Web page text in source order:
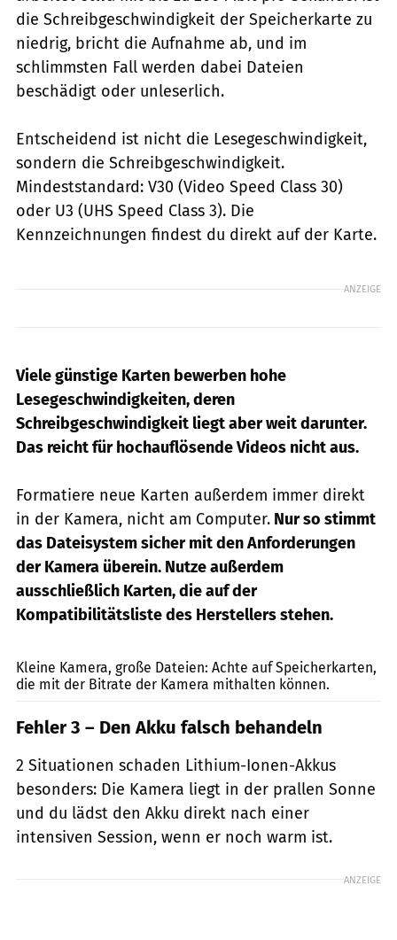
die Schreibgeschwindigkeit der Speicherkarte zu
niedrig, bricht die Aufnahme ab, und im
schlimmsten Fall werden dabei Dateien
beschädigt oder unleserlich.
Entscheidend ist nicht die Lesegeschwindigkeit,
sondern die Schreibgeschwindigkeit.
Mindeststandard: V30 (Video Speed Class 30)
oder U3 (UHS Speed Class 3). Die
Kennzeichnungen findest du direkt auf der Karte.
ANZEIGE
Viele günstige Karten bewerben hohe
Lesegeschwindigkeiten, deren
Schreibgeschwindigkeit liegt aber weit darunter.
Das reicht für hochauflösende Videos nicht aus.
Formatiere neue Karten außerdem immer direkt
in der Kamera, nicht am Computer. Nur so stimmt
das Dateisystem sicher mit den Anforderungen
der Kamera überein. Nutze außerdem
ausschließlich Karten, die auf der
Kompatibilitätsliste des Herstellers stehen.
Kleine Kamera, große Dateien: Achte auf Speicherkarten,
die mit der Bitrate der Kamera mithalten können.
Fehler 3 – Den Akku falsch behandeln
2 Situationen schaden Lithium-Ionen-Akkus
besonders: Die Kamera liegt in der prallen Sonne
und du lädst den Akku direkt nach einer
intensiven Session, wenn er noch warm ist.
ANZEIGE